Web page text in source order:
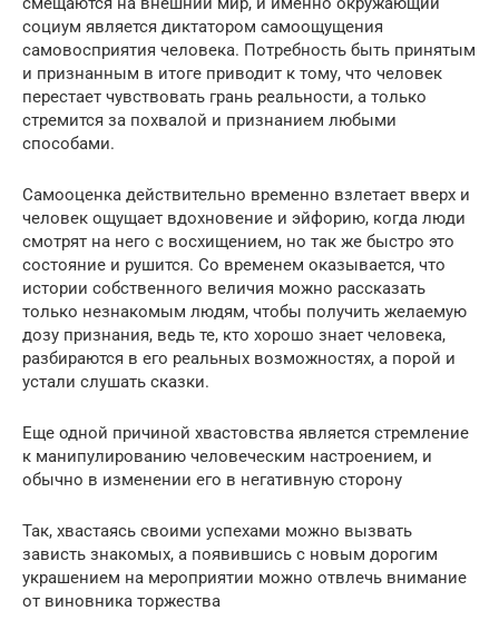
социум является диктатором самоощущения
самовосприятия человека. Потребность быть принятым
и признанным в итоге приводит к тому, что человек
перестает чувствовать грань реальности, а только
стремится за похвалой и признанием любыми
способами.
Самооценка действительно временно взлетает вверх и
человек ощущает вдохновение и эйфорию, когда люди
смотрят на него с восхищением, но так же быстро это
состояние и рушится. Со временем оказывается, что
истории собственного величия можно рассказать
только незнакомым людям, чтобы получить желаемую
дозу признания, ведь те, кто хорошо знает человека,
разбираются в его реальных возможностях, а порой и
устали слушать сказки.
Еще одной причиной хвастовства является стремление
к манипулированию человеческим настроением, и
обычно в изменении его в негативную сторону
Так, хвастаясь своими успехами можно вызвать
зависть знакомых, а появившись с новым дорогим
украшением на мероприятии можно отвлечь внимание
от виновника торжества